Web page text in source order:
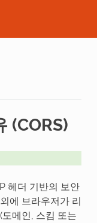
(CORS)
헤더 기반의 보안
에 브라우저가 리
메인, 스킴 또는